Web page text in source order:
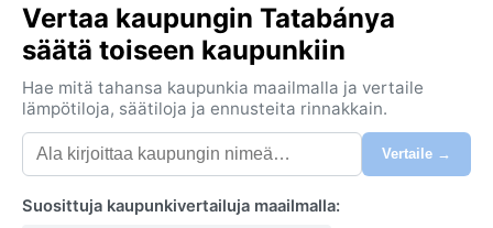
Vertaa kaupungin Tatabánya
säätä toiseen kaupunkiin
Hae mitä tahansa kaupunkia maailmalla ja vertaile
lämpötiloja, säätiloja ja ennusteita rinnakkain.
Vertaile →
Suosittuja kaupunkivertailuja maailmalla: